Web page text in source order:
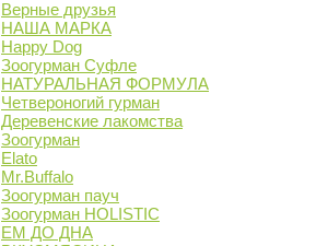
Верные друзья
НАША МАРКА
Happy Dog
Зоогурман Суфле
НАТУРАЛЬНАЯ ФОРМУЛА
Четвероногий гурман
Деревенские лакомства
Зоогурман
Elato
Mr.Buffalo
Зоогурман пауч
Зоогурман HOLISTIC
ЕМ ДО ДНА